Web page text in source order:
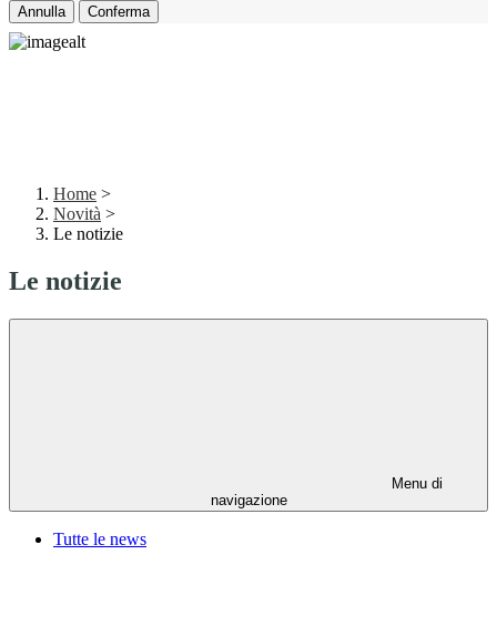
Annulla Conferma
Home >
Novità >
Le notizie
Le notizie
Menu di
navigazione
Tutte le news